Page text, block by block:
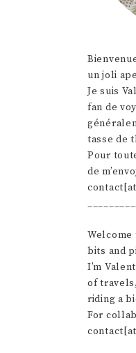
un joli
Je suis
fan de
tasse de
Pour
de
bits and
I’m
of
riding a
For